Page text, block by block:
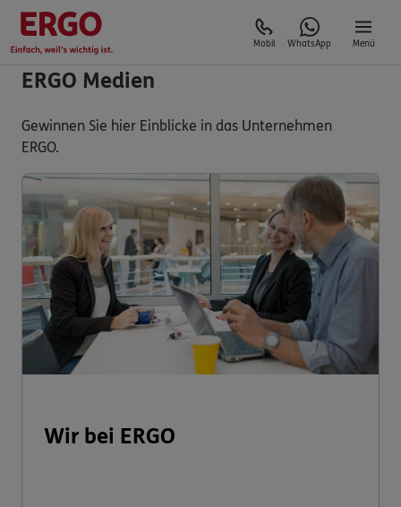
Mobil WhatsApp Menü
ERGO Medien
Gewinnen Sie hier Einblicke in das Unternehmen
ERGO.
Wir bei ERGO